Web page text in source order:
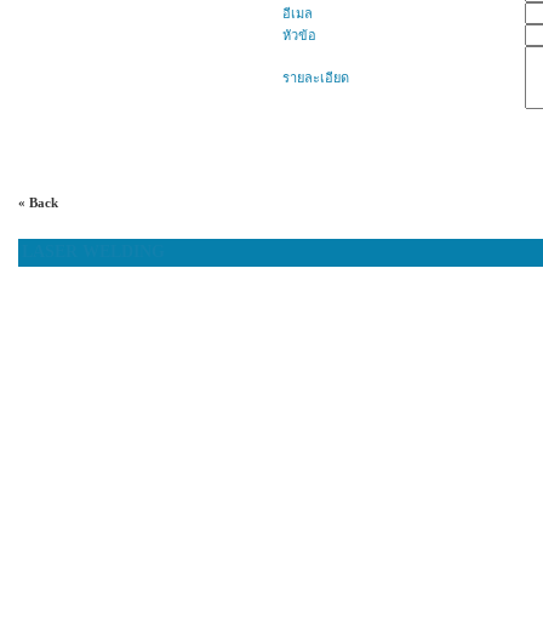
อีเมล
หัวข้อ
รายละเอียด
« Back